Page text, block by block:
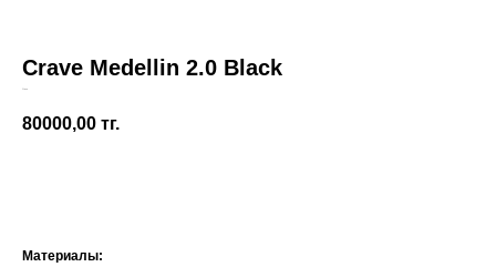
Crave Medellin 2.0 Black
80000,00 тг.
Материалы: